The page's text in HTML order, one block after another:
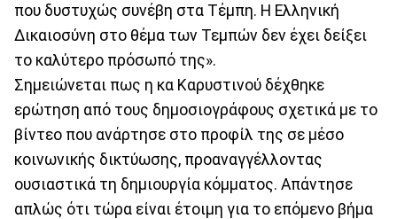
που δυστυχώς συνέβη στα Τέμπη. Η Ελληνική
Δικαιοσύνη στο θέμα των Τεμπών δεν έχει δείξει
το καλύτερο πρόσωπό της».
Σημειώνεται πως η κα Καρυστινού δέχθηκε
ερώτηση από τους δημοσιογράφους σχετικά με το
βίντεο που ανάρτησε στο προφίλ της σε μέσο
κοινωνικής δικτύωσης, προαναγγέλλοντας
ουσιαστικά τη δημιουργία κόμματος. Απάντησε
απλώς ότι τώρα είναι έτοιμη για το επόμενο βήμα